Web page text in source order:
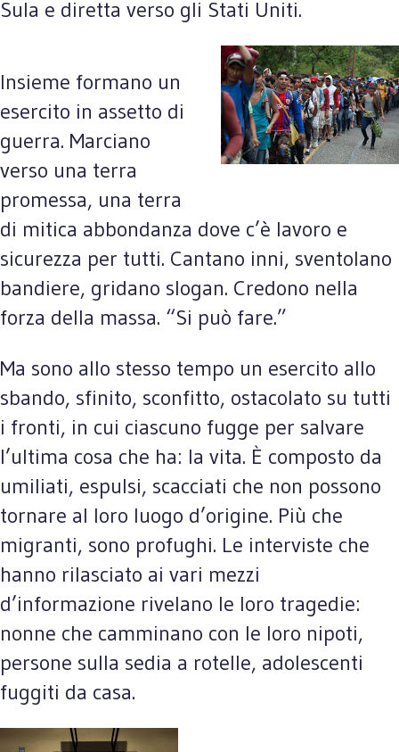
Sula e diretta verso gli Stati Uniti.
Insieme formano un
esercito in assetto di
guerra. Marciano
verso una terra
promessa, una terra
di mitica abbondanza dove c’è lavoro e
sicurezza per tutti. Cantano inni, sventolano
bandiere, gridano slogan. Credono nella
forza della massa. “Si può fare.”
Ma sono allo stesso tempo un esercito allo
sbando, sfinito, sconfitto, ostacolato su tutti
i fronti, in cui ciascuno fugge per salvare
l’ultima cosa che ha: la vita. È composto da
umiliati, espulsi, scacciati che non possono
tornare al loro luogo d’origine. Più che
migranti, sono profughi. Le interviste che
hanno rilasciato ai vari mezzi
d’informazione rivelano le loro tragedie:
nonne che camminano con le loro nipoti,
persone sulla sedia a rotelle, adolescenti
fuggiti da casa.